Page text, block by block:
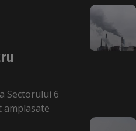
Sectorului 6
amplasate